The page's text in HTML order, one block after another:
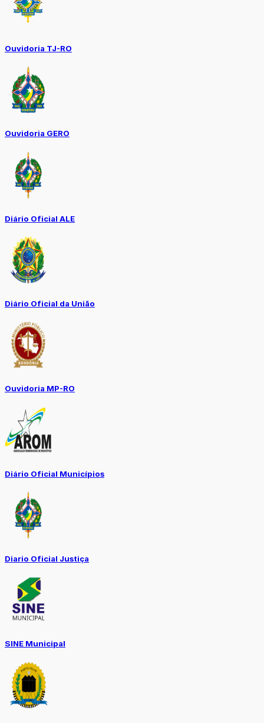
Ouvidoria TJ-RO
Ouvidoria GERO
Diário Oficial ALE
Diário Oficial da União
Ouvidoria MP-RO
Diário Oficial Municípios
Diario Oficial Justiça
SINE Municipal